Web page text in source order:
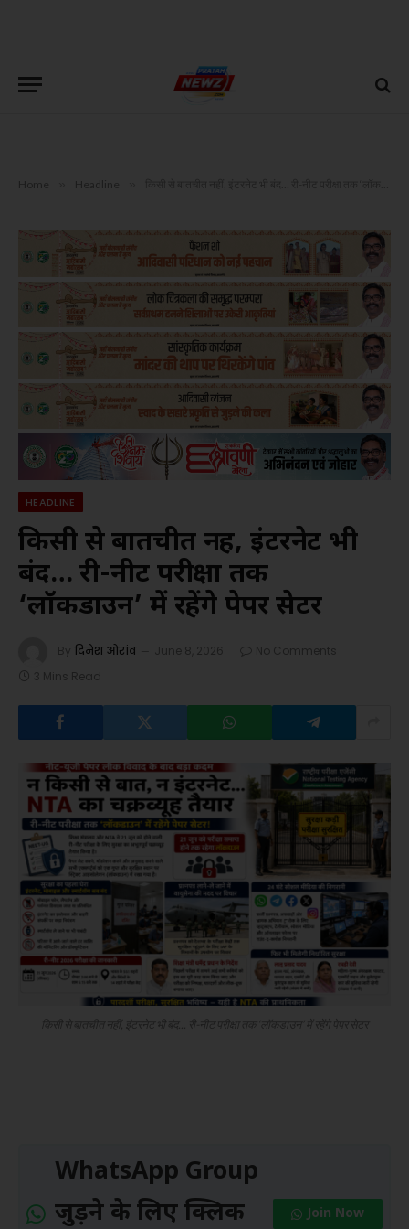
Home Headline
HEADLINE
किसी से बातचीत नहीं, इंटरनेट भी
बंद… री-नीट परीक्षा तक
‘लॉकडाउन’ में रहेंगे पेपर सेटर
By दिनेश ओरांव June 8, 2026
No Comments
3 Mins Read
किसी से बातचीत नहीं, इंटरनेट भी बंद... री-नीट परीक्षा तक ‘लॉकडाउन’ में रहेंगे पेपर सेटर
WhatsApp Group
जुड़ने के लिए क्लिक
Join Now